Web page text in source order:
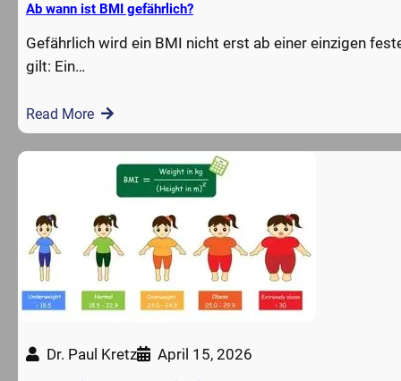
Ab wann ist BMI gefährlich?
Gefährlich wird ein BMI nicht erst ab einer einzigen
gilt: Ein…
Read More
Dr. Paul Kretz April 15, 2026